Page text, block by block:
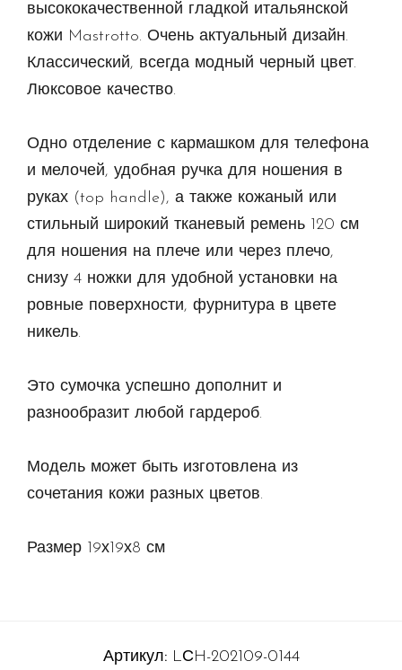
высококачественной гладкой итальянской
кожи Mastrotto. Очень актуальный дизайн.
Классический, всегда модный черный цвет.
Люксовое качество.
Одно отделение с кармашком для телефона
и мелочей, удобная ручка для ношения в
руках (top handle), а также кожаный или
стильный широкий тканевый ремень 120 см
для ношения на плече или через плечо,
снизу 4 ножки для удобной установки на
ровные поверхности, фурнитура в цвете
никель.
Это сумочка успешно дополнит и
разнообразит любой гардероб.
Модель может быть изготовлена из
сочетания кожи разных цветов.
Размер 19х19х8 см
Артикул: LСH-202109-0144